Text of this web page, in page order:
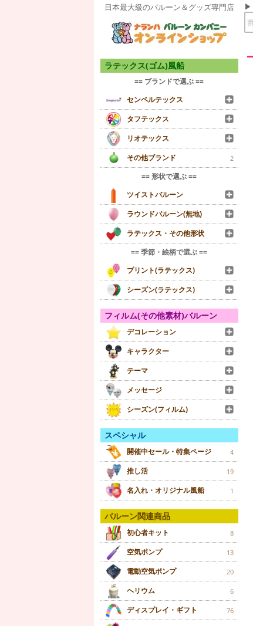
日本最大級のバルーン＆グッズ専門店
ラテックス(ゴム)風船
== ブランドで選ぶ ==
センペルテックス
タフテックス
リオテックス
その他ブランド
2
== 形状で選ぶ ==
ツイストバルーン
ラウンドバルーン(無地)
ラテックス・その他形状
== 季節・絵柄で選ぶ ==
プリント(ラテックス)
シーズン(ラテックス)
フィルム(その他素材)バルーン
デコレーション
キャラクター
テーマ
メッセージ
シーズン(フィルム)
スペシャル
開催中セール・特集ページ 4
推し活 19
名入れ・オリジナル風船 1
バルーン関連商品
初心者キット 8
空気ポンプ 13
電動空気ポンプ 20
ヘリウム 6
ディスプレイ・ギフト 76